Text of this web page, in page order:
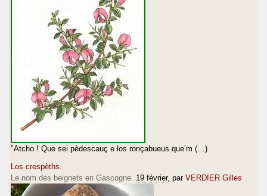
"Atcho ! Que sei pèdescauç e los ronçabueus que’m (…)
Los crespèths.
Le nom des beignets en Gascogne. 19 février, par VERDIER Gilles